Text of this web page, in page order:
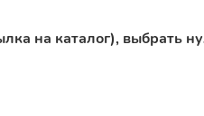
на каталог), выбрать